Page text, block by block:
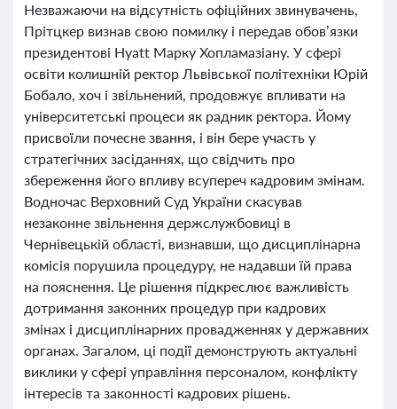
Незважаючи на відсутність офіційних звинувачень,
Прітцкер визнав свою помилку і передав обов’язки
президентові Hyatt Марку Хопламазіану. У сфері
освіти колишній ректор Львівської політехніки Юрій
Бобало, хоч і звільнений, продовжує впливати на
університетські процеси як радник ректора. Йому
присвоїли почесне звання, і він бере участь у
стратегічних засіданнях, що свідчить про
збереження його впливу всупереч кадровим змінам.
Водночас Верховний Суд України скасував
незаконне звільнення держслужбовиці в
Чернівецькій області, визнавши, що дисциплінарна
комісія порушила процедуру, не надавши їй права
на пояснення. Це рішення підкреслює важливість
дотримання законних процедур при кадрових
змінах і дисциплінарних провадженнях у державних
органах. Загалом, ці події демонструють актуальні
виклики у сфері управління персоналом, конфлікту
інтересів та законності кадрових рішень.